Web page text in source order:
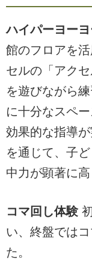
ハイパーヨー
館のフロアを
セルの「アク
を遊びながら
に十分なスペ
効果的な指導
を通じて、子
中力が顕著に高
コマ回し体験
い、終盤では
た。